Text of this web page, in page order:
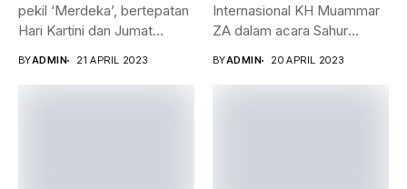
pekil ‘Merdeka’, bertepatan
Hari Kartini dan Jumat
BYADMIN 21 APRIL 2023
Internasional KH Muammar
ZA dalam acara Sahur
BYADMIN 20 APRIL 2023